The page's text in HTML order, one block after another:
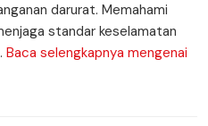
darurat. Memahami
standar keselamatan
Baca selengkapnya mengenai